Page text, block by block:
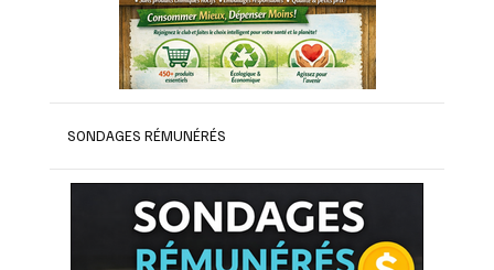
SONDAGES RÉMUNÉRÉS